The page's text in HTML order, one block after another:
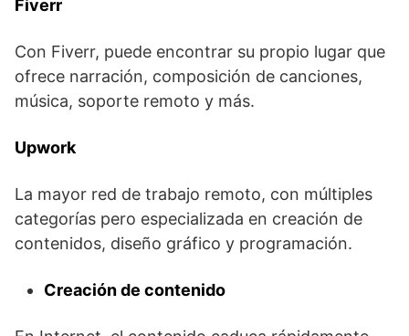
Fiverr
Con Fiverr, puede encontrar su propio lugar que
ofrece narración, composición de canciones,
música, soporte remoto y más.
Upwork
La mayor red de trabajo remoto, con múltiples
categorías pero especializada en creación de
contenidos, diseño gráfico y programación.
Creación de contenido